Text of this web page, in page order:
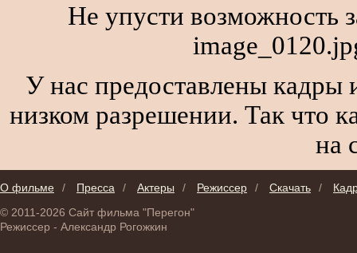
Не упусти возможность
У нас предоставлены кадры
низком разрешении. Так что
на
О фильме / Пресса / Актеры / Режиссер / Скачать /
© 2011-2026 Сайт фильма "Перегон"
Режиссер - Александр Рогожкин